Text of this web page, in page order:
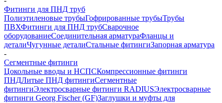
Фитинги для ПНД труб
Полиэтиленовые трубыГофрированные трубыТрубы
ПВХФитинги для ПНД трубСварочное
оборудованиеСоединительная арматураФланцы и
деталиЧугунные деталиСтальные фитингиЗапорная арматура
-
Сегментные фитинги
Цокольные вводы и НСПСКомпрессионные фитинги
ПНДЛитые ПНД фитингиСегментные
фитингиЭлектросварные фитинги RADIUSЭлектросварные
фитинги Georg Fischer (GF)Заглушки и муфты для